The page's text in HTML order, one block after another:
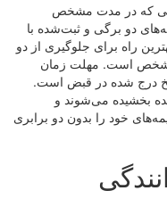
که در مدت مشخص
دو برگی و ثبت‌شده با
راه برای جلوگیری از دو
است. مهلت زمان
درج شده در قبض است.
بخشیده می‌شوند و
خود را بدون دو برابری